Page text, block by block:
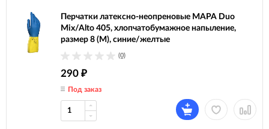
Перчатки латексно-неопреновые MAPA Duo
Mix/Alto 405, хлопчатобумажное напыление,
размер 8 (M), синие/желтые
(0)
290 ₽
Под заказ